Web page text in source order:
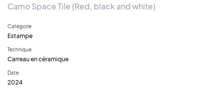
Camo Space Tile (Red, black and white)
Catégorie
Estampe
Technique
Carreau en céramique
Date
2024